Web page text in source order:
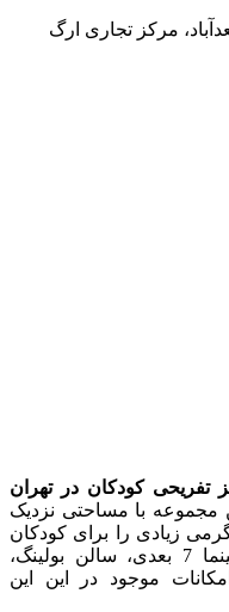
مرکز تجاری ارگ
تفریحی کودکان در تهران
مجموعه با مساحتی نزدیک
زیادی را برای کودکان
بالای 2 سال فراهم آورده است. سینما 7 بعدی، سالن بولینگ،
موجود در این این